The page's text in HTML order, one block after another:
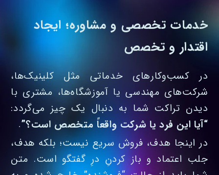
خدمات تخصصی و مشاوره؛ ایجاد
اقتدار و تخصص
در کسب‌وکارهای خدماتی مثل کلینیک‌ها،
شرکت‌های مهندسی یا آموزشگاه‌ها، مشتری با
دیدن تراکت شما به دنبال یک چیز می‌گردد:
“آیا این فرد یا شرکت واقعاً متخصص است؟”.
در اینجا هدف، فروش سریع نیست؛ بلکه هدف،
جلب اعتماد و باز کردنِ درِ گفتگو است. متن